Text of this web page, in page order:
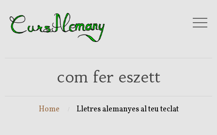
com fer eszett
Home Lletres alemanyes al teu teclat